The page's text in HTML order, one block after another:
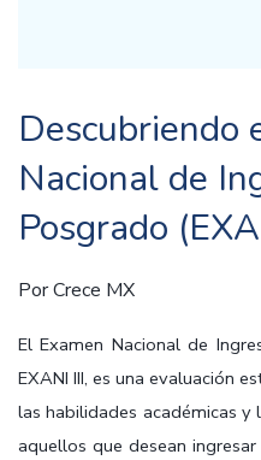
Descubriendo
Nacional de
Posgrado
PorCrece MX
El Examen Nacional de
EXANI III, es una evaluación
las habilidades académicas
aquellos que desean